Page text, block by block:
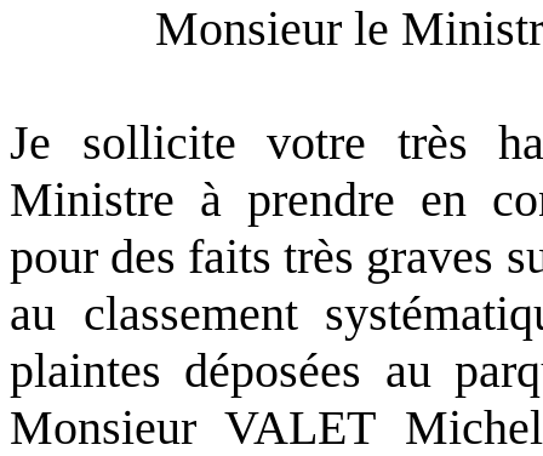
Monsieur le
Je sollicite votre très
Ministre à prendre en
pour des faits très graves
au classement
plaintes déposées au
Monsieur VALET